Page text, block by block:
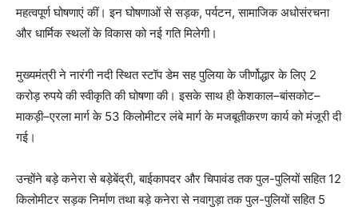
महत्वपूर्ण घोषणाएं कीं। इन घोषणाओं से सड़क, पर्यटन, सामाजिक अधोसंरचना
और धार्मिक स्थलों के विकास को नई गति मिलेगी।
मुख्यमंत्री ने नारंगी नदी स्थित स्टॉप डेम सह पुलिया के जीर्णोद्धार के लिए 2
करोड़ रुपये की स्वीकृति की घोषणा की। इसके साथ ही केशकाल–बांसकोट–
माकड़ी–एरला मार्ग के 53 किलोमीटर लंबे मार्ग के मजबूतीकरण कार्य को मंजूरी दी
गई।
उन्होंने बड़े कनेरा से बड़ेबेंद्री, बाईकापदर और चिपावंड तक पुल-पुलियों सहित 12
किलोमीटर सड़क निर्माण तथा बड़े कनेरा से नवागुड़ा तक पुल-पुलियों सहित 5